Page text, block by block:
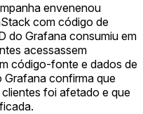
envenenou
com código de
do Grafana consumiu em
acessassem
código-fonte e dados de
confirma que
foi afetado e que